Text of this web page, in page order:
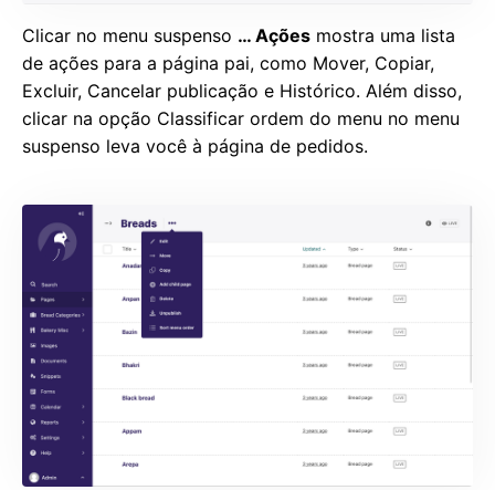
Clicar no menu suspenso … Ações mostra uma lista
de ações para a página pai, como Mover, Copiar,
Excluir, Cancelar publicação e Histórico. Além disso,
clicar na opção Classificar ordem do menu no menu
suspenso leva você à página de pedidos.